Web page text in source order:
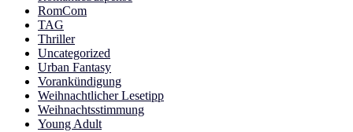
RomCom
TAG
Thriller
Uncategorized
Urban Fantasy
Vorankündigung
Weihnachtlicher Lesetipp
Weihnachtsstimmung
Young Adult